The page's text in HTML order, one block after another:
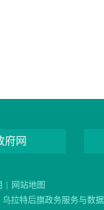
府网
网站地图
乌拉特后旗政务服务与数